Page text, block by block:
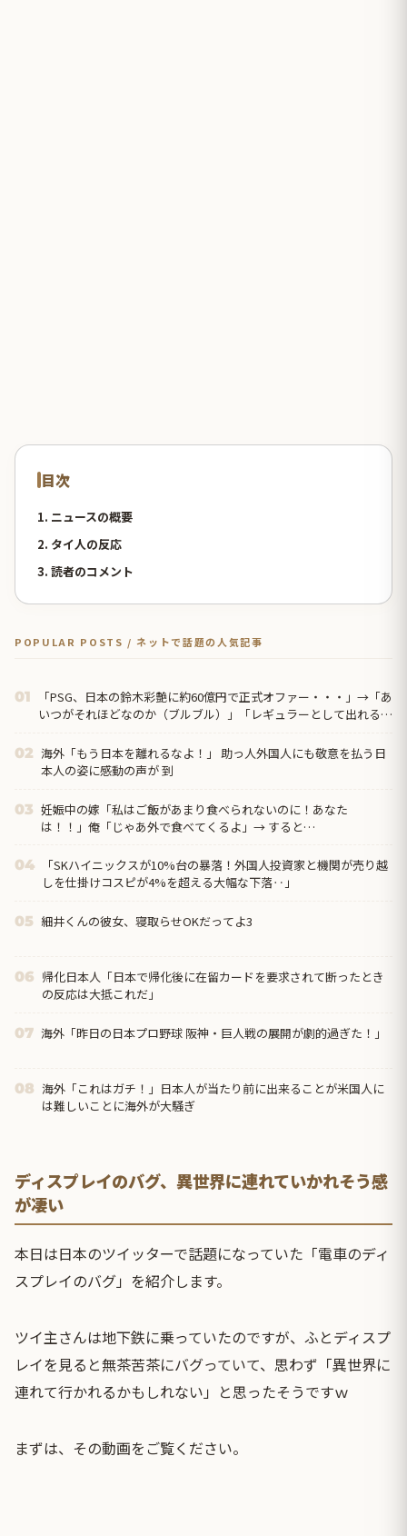
目次
1. ニュースの概要
2. タイ人の反応
3. 読者のコメント
POPULAR POSTS / ネットで話題の人気記事
01
「PSG、日本の鈴木彩艶に約60億円で正式オファー・・・」→「あ
いつがそれほどなのか（ブルブル）」「レギュラーとして出れると
02 海外「もう日本を離れるなよ！」 助っ人外国人にも敬意を払う日
本人の姿に感動の声が 到
03 妊娠中の嫁「私はご飯があまり食べられないのに！あなた
は！！」俺「じゃあ外で食べてくるよ」→ すると…
04
「SKハイニックスが10%台の暴落！外国人投資家と機関が売り越
しを仕掛けコスピが4%を超える大幅な下落‥」
05 細井くんの彼女、寝取らせOKだってよ3
06 帰化日本人「日本で帰化後に在留カードを要求されて断ったとき
の反応は大抵これだ」
07 海外「昨日の日本プロ野球 阪神・巨人戦の展開が劇的過ぎた！」
08 海外「これはガチ！」日本人が当たり前に出来ることが米国人に
は難しいことに海外が大騒ぎ
ディスプレイのバグ、異世界に連れていかれそう感
が凄い
本日は日本のツイッターで話題になっていた「電車のディ
スプレイのバグ」を紹介します。
ツイ主さんは地下鉄に乗っていたのですが、ふとディスプ
レイを見ると無茶苦茶にバグっていて、思わず「異世界に
連れて行かれるかもしれない」と思ったそうですｗ
まずは、その動画をご覧ください。